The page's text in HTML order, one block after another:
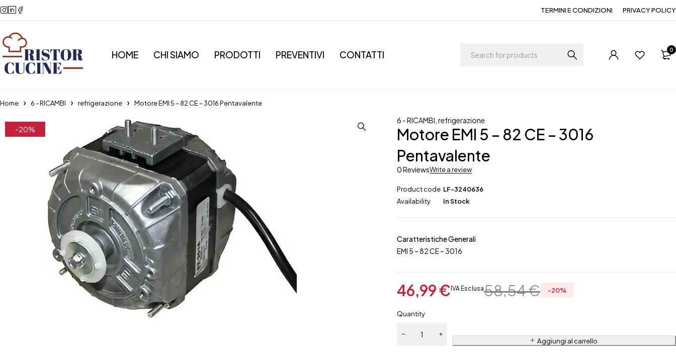
TERMINI E CONDIZIONI PRIVACY POLICY
HOME CHI SIAMO PRODOTTI PREVENTIVI CONTATTI 0
Home 6 - RICAMBI refrigerazione Motore EMI 5 – 82 CE – 3016 Pentavalente
-20%
6 - RICAMBI ,refrigerazione
Motore EMI 5 – 82 CE – 3016
Pentavalente
0 ReviewsWrite a review
Product code LF-3240636
Availability
In Stock
Caratteristiche Generali
EMI 5 – 82 CE – 3016
58,54€
46,99€ IVA Esclusa -20%
Quantity
Aggiungi al carrello